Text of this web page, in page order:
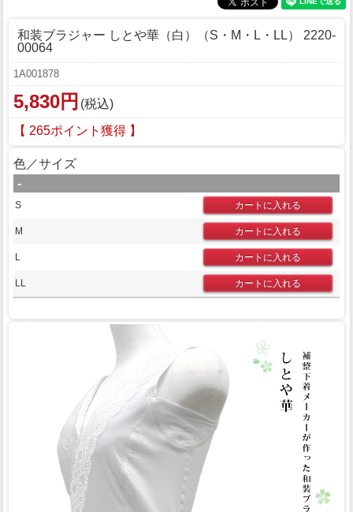
和装ブラジャー しとや華（白）（S・M・L・LL） 2220-
00064
1A001878
5,830円 (税込)
【 265ポイント獲得 】
色／サイズ
-
S
M
L
LL